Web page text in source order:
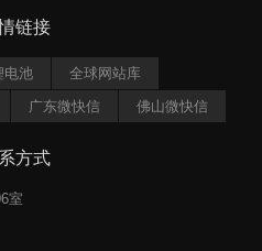
链接
电池
全球网站库
广东微快信 佛山微快信
方式
室